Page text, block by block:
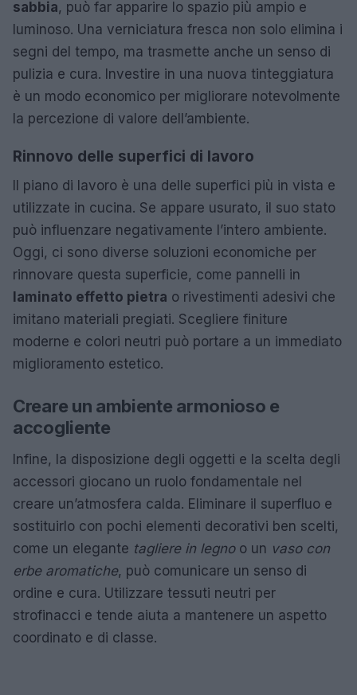
sabbia, può far apparire lo spazio più ampio e
luminoso. Una verniciatura fresca non solo elimina i
segni del tempo, ma trasmette anche un senso di
pulizia e cura. Investire in una nuova tinteggiatura
è un modo economico per migliorare notevolmente
la percezione di valore dell’ambiente.
Rinnovo delle superfici di lavoro
Il piano di lavoro è una delle superfici più in vista e
utilizzate in cucina. Se appare usurato, il suo stato
può influenzare negativamente l’intero ambiente.
Oggi, ci sono diverse soluzioni economiche per
rinnovare questa superficie, come pannelli in
laminato effetto pietra o rivestimenti adesivi che
imitano materiali pregiati. Scegliere finiture
moderne e colori neutri può portare a un immediato
miglioramento estetico.
Creare un ambiente armonioso e
accogliente
Infine, la disposizione degli oggetti e la scelta degli
accessori giocano un ruolo fondamentale nel
creare un’atmosfera calda. Eliminare il superfluo e
sostituirlo con pochi elementi decorativi ben scelti,
come un elegante tagliere in legnoo un vaso con
erbe aromatiche, può comunicare un senso di
ordine e cura. Utilizzare tessuti neutri per
strofinacci e tende aiuta a mantenere un aspetto
coordinato e di classe.